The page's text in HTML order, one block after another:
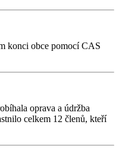
konci obce pomocí CAS
oprava a údržba
celkem 12 členů, kteří